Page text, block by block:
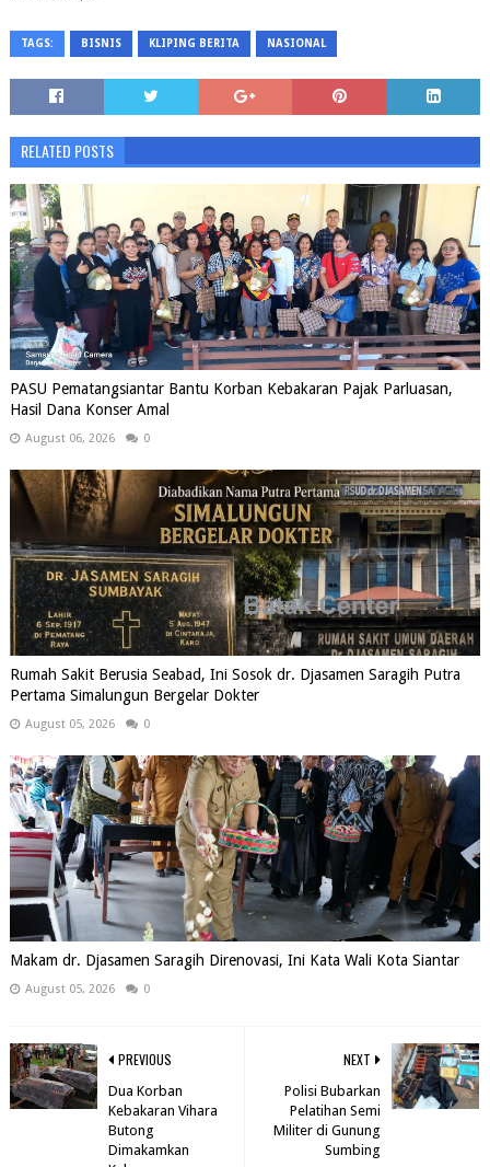
TAGS: BISNIS KLIPING BERITA NASIONAL
RELATED POSTS
PASU Pematangsiantar Bantu Korban Kebakaran Pajak Parluasan,
Hasil Dana Konser Amal
August 06, 2026 0
Rumah Sakit Berusia Seabad, Ini Sosok dr. Djasamen Saragih Putra
Pertama Simalungun Bergelar Dokter
August 05, 2026 0
Makam dr. Djasamen Saragih Direnovasi, Ini Kata Wali Kota Siantar
August 05, 2026 0
NEXT
Polisi Bubarkan
Pelatihan Semi
Militer di Gunung
Sumbing
PREVIOUS
Dua Korban
Kebakaran Vihara
Butong
Dimakamkan